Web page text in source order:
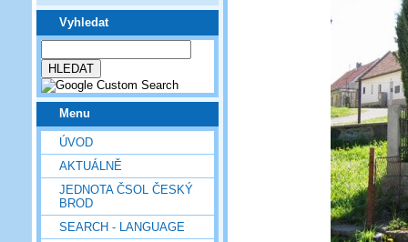
Vyhledat
Menu
ÚVOD
AKTUÁLNĚ
JEDNOTA ČSOL ČESKÝ
BROD
SEARCH - LANGUAGE